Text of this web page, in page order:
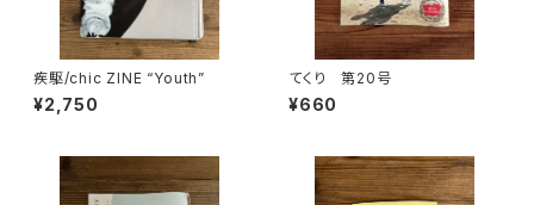
疾駆/chic ZINE “Youth”
¥2,750
てくり 第20号
¥660